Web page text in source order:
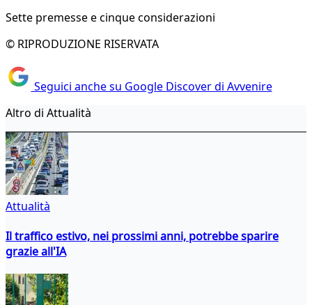
Sette premesse e cinque considerazioni
© RIPRODUZIONE RISERVATA
Seguici anche su Google Discover di Avvenire
Altro di Attualità
Attualità
Il traffico estivo, nei prossimi anni, potrebbe sparire
grazie all'IA